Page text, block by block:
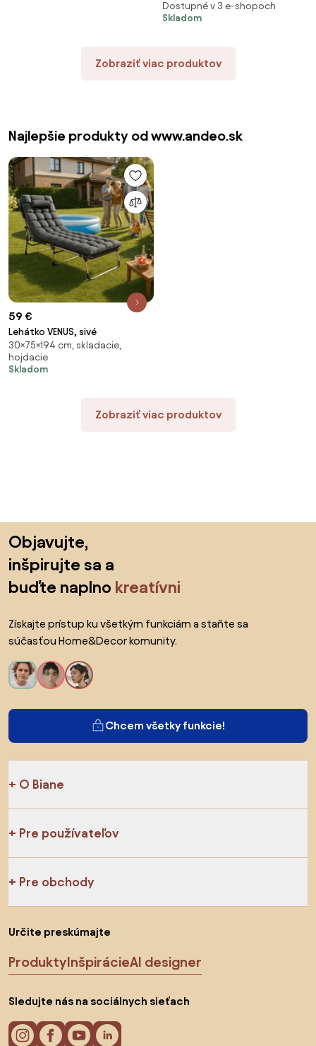
Dostupné v 3 e-shopoch
Skladom
Zobraziť viac produktov
Najlepšie produkty od www.andeo.sk
59 €
Lehátko VENUS, sivé
30×75×194 cm, skladacie,
hojdacie
Skladom
Zobraziť viac produktov
Objavujte,
inšpirujte sa a
buďte naplno kreatívni
Získajte prístup ku všetkým funkciám a staňte sa
súčasťou Home&Decor komunity.
Chcem všetky funkcie!
O Biane
Pre používateľov
Pre obchody
Určite preskúmajte
ProduktyInšpirácieAI designer
Sledujte nás na sociálnych sieťach